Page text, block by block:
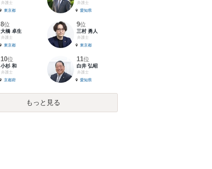
弁護士
東京都
弁護士
愛知県
8位
大橋 卓生
弁護士
東京都
9位
三村 勇人
弁護士
東京都
10位
小杉 和
弁護士
京都府
11位
白井 弘昭
弁護士
愛知県
もっと見る